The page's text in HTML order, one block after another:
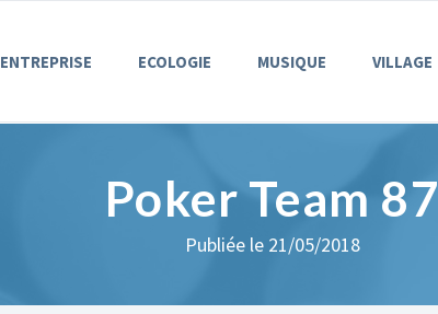
ENTREPRISE ECOLOGIE MUSIQUE VILLAGE
Poker Team 87
Publiée le 21/05/2018